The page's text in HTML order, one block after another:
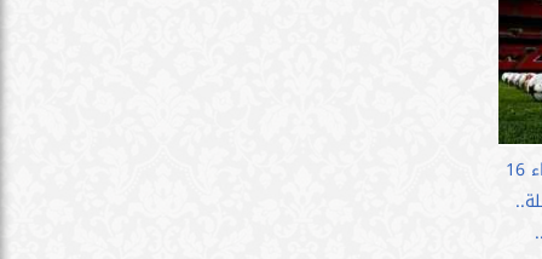
مواعيد مباريات اليوم الأربعاء 16